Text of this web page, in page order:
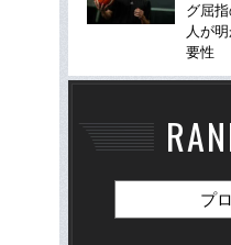
グ屈
人が
要性
プ